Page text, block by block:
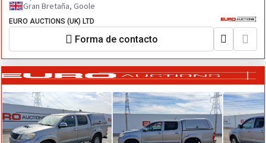
Gran Bretaña, Goole
EURO AUCTIONS (UK) LTD
Forma de contacto